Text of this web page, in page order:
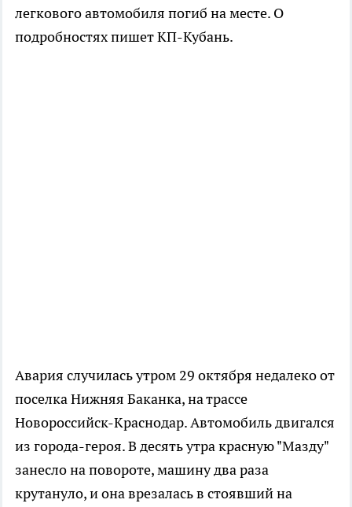
легкового автомобиля погиб на месте. О
подробностях пишет КП-Кубань.
Авария случилась утром 29 октября недалеко от
поселка Нижняя Баканка, на трассе
Новороссийск-Краснодар. Автомобиль двигался
из города-героя. В десять утра красную "Мазду"
занесло на повороте, машину два раза
крутануло, и она врезалась в стоявший на